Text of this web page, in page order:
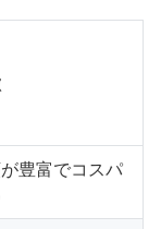
豊富でコスパ